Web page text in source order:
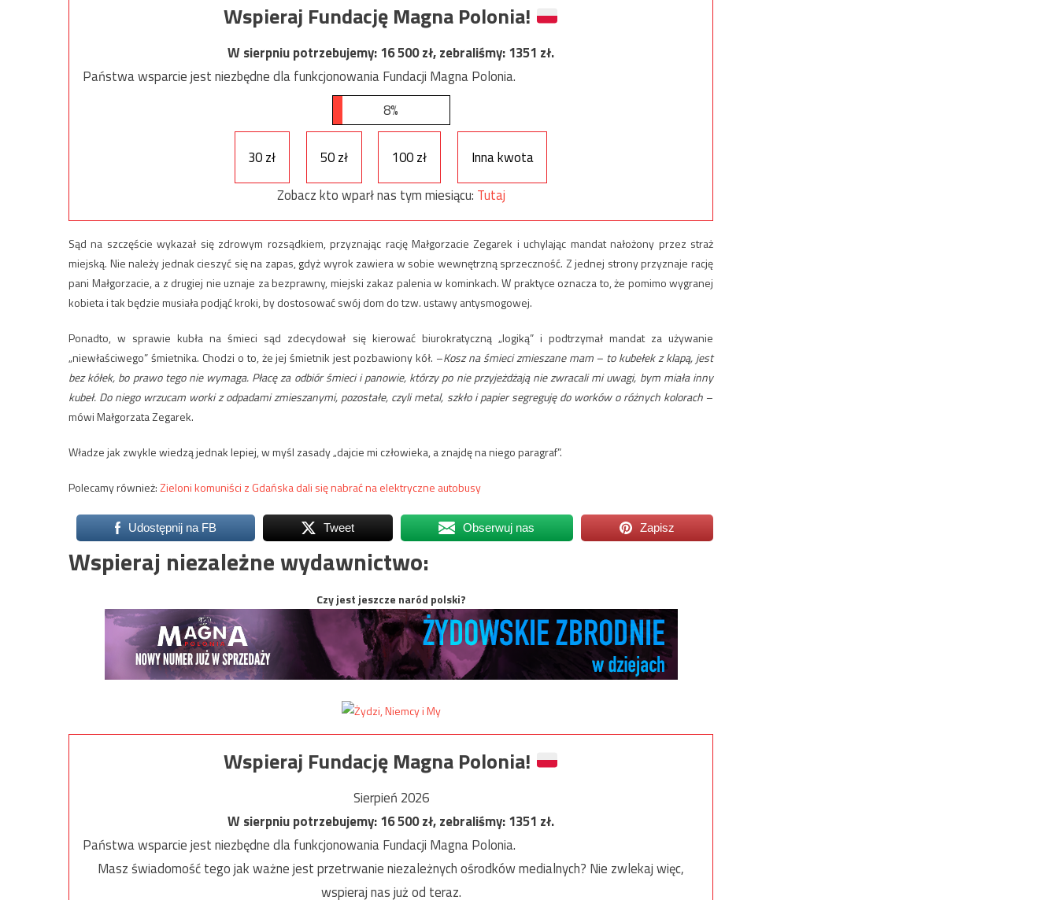
Wspieraj Fundację Magna Polonia!
W sierpniu potrzebujemy:16 500zł, zebraliśmy:1351 zł.
Państwa wsparcie jest niezbędne dla funkcjonowania Fundacji Magna Polonia.
8%
30 zł 50 zł 100 zł
Inna kwota
Zobacz kto wparł nas tym miesiącu: Tutaj
Sąd na szczęście wykazał się zdrowym rozsądkiem, przyznając rację Małgorzacie Zegarek i uchylając mandat nałożony przez straż
miejską. Nie należy jednak cieszyć się na zapas, gdyż wyrok zawiera w sobie wewnętrzną sprzeczność. Z jednej strony przyznaje rację
pani Małgorzacie, a z drugiej nie uznaje za bezprawny, miejski zakaz palenia w kominkach. W praktyce oznacza to, że pomimo wygranej
kobieta i tak będzie musiała podjąć kroki, by dostosować swój dom do tzw. ustawy antysmogowej.
Ponadto, w sprawie kubła na śmieci sąd zdecydował się kierować biurokratyczną „logiką” i podtrzymał mandat za używanie
„niewłaściwego” śmietnika. Chodzi o to, że jej śmietnik jest pozbawiony kół. –Kosz na śmieci zmieszane mam – to kubełek z klapą, jest
bez kółek, bo prawo tego nie wymaga. Płacę za odbiór śmieci i panowie, którzy po nie przyjeżdżają nie zwracali mi uwagi, bym miała inny
kubeł. Do niego wrzucam worki z odpadami zmieszanymi, pozostałe, czyli metal, szkło i papier segreguję do worków o różnych kolorach –
mówi Małgorzata Zegarek.
Władze jak zwykle wiedzą jednak lepiej, w myśl zasady „dajcie mi człowieka, a znajdę na niego paragraf”.
Polecamy również:Zieloni komuniści z Gdańska dali się nabrać na elektryczne autobusy
Udostępnij na FB Tweet Obserwuj nas Zapisz
Wspieraj niezależne wydawnictwo:
Czy jest jeszcze naród polski?
Wspieraj Fundację Magna Polonia!
Sierpień 2026
W sierpniu potrzebujemy:16 500zł, zebraliśmy:1351 zł.
Państwa wsparcie jest niezbędne dla funkcjonowania Fundacji Magna Polonia.
Masz świadomość tego jak ważne jest przetrwanie niezależnych ośrodków medialnych? Nie zwlekaj więc,
wspieraj nas już od teraz.